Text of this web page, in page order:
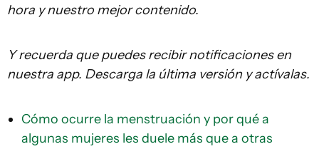
hora y nuestro mejor contenido.
Y recuerda que puedes recibir notificaciones en
nuestra app. Descarga la última versión y actívalas.
Cómo ocurre la menstruación y por qué a
algunas mujeres les duele más que a otras